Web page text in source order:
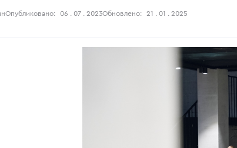
Опубликовано: 06 . 07 . 2023Обновлено: 21 . 01 . 2025